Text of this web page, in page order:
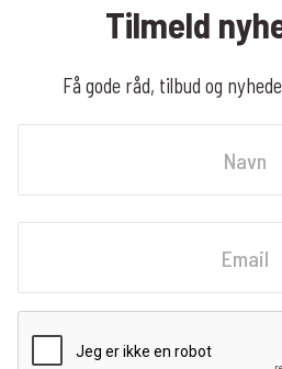
Tilmeld
Få gode råd, tilbud og